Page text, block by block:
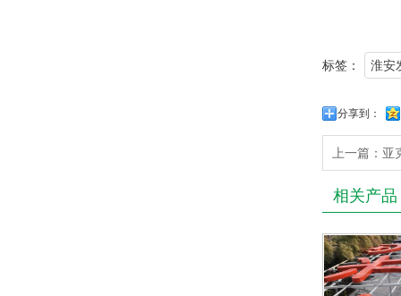
标签： 淮安
分享到：
上一篇： 亚
相关产品